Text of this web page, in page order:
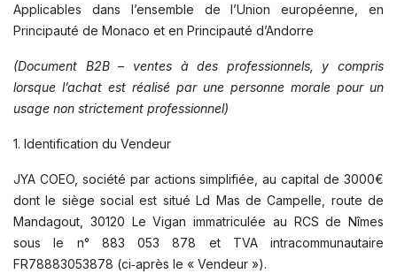
Applicables dans l’ensemble de l’Union européenne, en
Principauté de Monaco et en Principauté d’Andorre
(Document B2B – ventes à des professionnels, y compris
lorsque l’achat est réalisé par une personne morale pour un
usage non strictement professionnel)
1. Identification du Vendeur
JYA COEO, société par actions simplifiée, au capital de 3000€
dont le siège social est situé Ld Mas de Campelle, route de
Mandagout, 30120 Le Vigan immatriculée au RCS de Nîmes
sous le n° 883 053 878 et TVA intracommunautaire
FR78883053878 (ci‑après le « Vendeur »).